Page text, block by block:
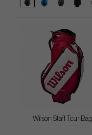
Wilson Staff Tour Bag